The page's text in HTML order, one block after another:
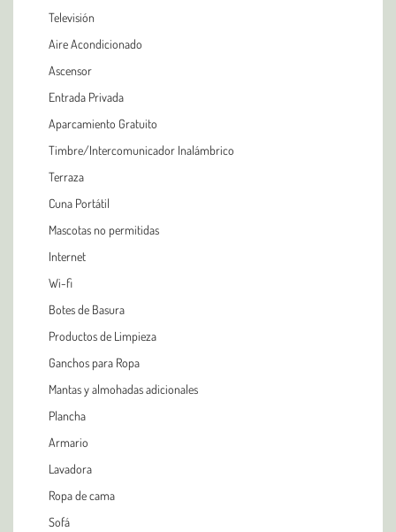
Televisión
Aire Acondicionado
Ascensor
Entrada Privada
Aparcamiento Gratuito
Timbre/Intercomunicador Inalámbrico
Terraza
Cuna Portátil
Mascotas no permitidas
Internet
Wi-fi
Botes de Basura
Productos de Limpieza
Ganchos para Ropa
Mantas y almohadas adicionales
Plancha
Armario
Lavadora
Ropa de cama
Sofá